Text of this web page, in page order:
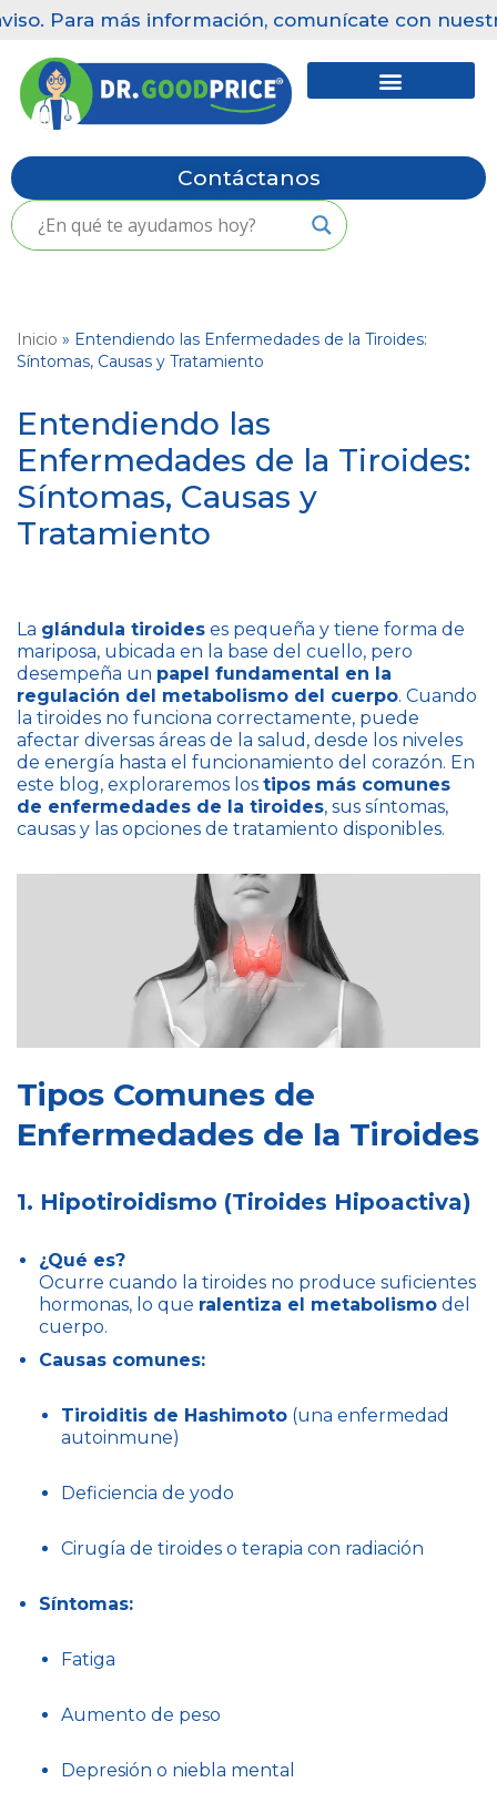
Saltar
al
contenido
más información, comunícate con nuestras
Contáctanos
Inicio » Entendiendo las Enfermedades de la Tiroides:
Síntomas, Causas y Tratamiento
Entendiendo las
Enfermedades de la Tiroides:
Síntomas, Causas y
Tratamiento
La glándula tiroides es pequeña y tiene forma de
mariposa, ubicada en la base del cuello, pero
desempeña un papel fundamental en la
regulación del metabolismo del cuerpo. Cuando
la tiroides no funciona correctamente, puede
afectar diversas áreas de la salud, desde los niveles
de energía hasta el funcionamiento del corazón. En
este blog, exploraremos los tipos más comunes
de enfermedades de la tiroides, sus síntomas,
causas y las opciones de tratamiento disponibles.
Tipos Comunes de
Enfermedades de la Tiroides
1. Hipotiroidismo (Tiroides Hipoactiva)
¿Qué es?
Ocurre cuando la tiroides no produce suficientes
hormonas, lo que ralentiza el metabolismo del
cuerpo.
Causas comunes:
Tiroiditis de Hashimoto (una enfermedad
autoinmune)
Deficiencia de yodo
Cirugía de tiroides o terapia con radiación
Síntomas:
Fatiga
Aumento de peso
Depresión o niebla mental